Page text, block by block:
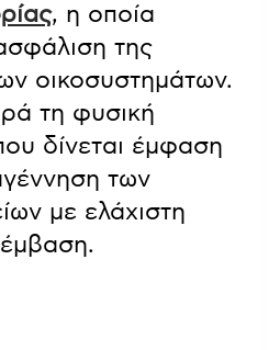
, η οποία
της
οικοσυστημάτων.
τη φυσική
δίνεται έμφαση
των
με ελάχιστη